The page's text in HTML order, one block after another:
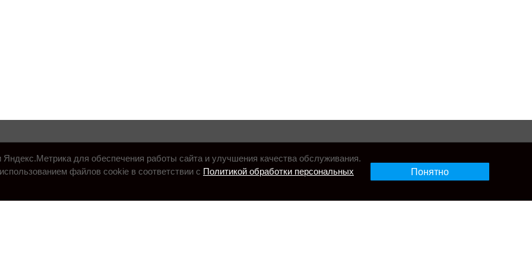
для обеспечения работы сайта и улучшения качества обслуживания.
файлов cookie в соответствии с Политикой обработки персональных
Понятно